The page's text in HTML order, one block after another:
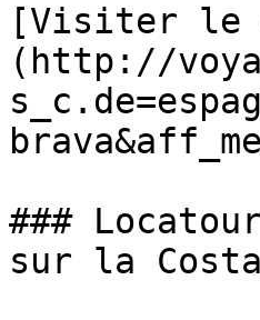
[Visiter le
(http://
###
sur la